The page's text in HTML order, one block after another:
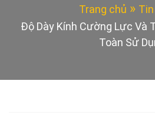
Trang chủ
Độ Dày Kính Cường Lực Và
Toàn Sử